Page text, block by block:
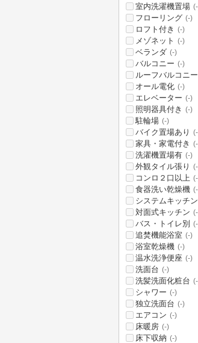
室内洗濯機置場
フローリング (-)
ロフト付き (-)
メゾネット (-)
ベランダ (-)
バルコニー (-)
ルーフバルコニー
オール電化 (-)
エレベーター (-)
照明器具付き (-)
駐輪場 (-)
バイク置場あり
家具・家電付き
洗濯機置場有 (-)
外観タイル張り
コンロ２口以上
食器洗い乾燥機
システムキッチン
対面式キッチン
バス・トイレ別
追焚機能浴室 (-)
浴室乾燥機 (-)
温水洗浄便座 (-)
洗面台 (-)
洗髪洗面化粧台
シャワー (-)
独立洗面台 (-)
エアコン (-)
床暖房 (-)
床下収納 (-)